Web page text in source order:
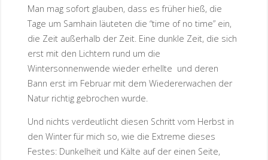
Man mag sofort glauben, dass es früher hieß, die
Tage um Samhain läuteten die “time of no time” ein,
die Zeit außerhalb der Zeit. Eine dunkle Zeit, die sich
erst mit den Lichtern rund um die
Wintersonnenwende wieder erhellte und deren
Bann erst im Februar mit dem Wiedererwachen der
Natur richtig gebrochen wurde.
Und nichts verdeutlicht diesen Schritt vom Herbst in
den Winter für mich so, wie die Extreme dieses
Festes: Dunkelheit und Kälte auf der einen Seite,